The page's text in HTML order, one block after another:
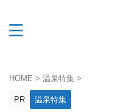
HOME > 温泉特集 >
PR 温泉特集